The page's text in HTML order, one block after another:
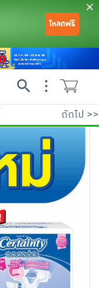
โหลดฟรี
ถัดไป >>